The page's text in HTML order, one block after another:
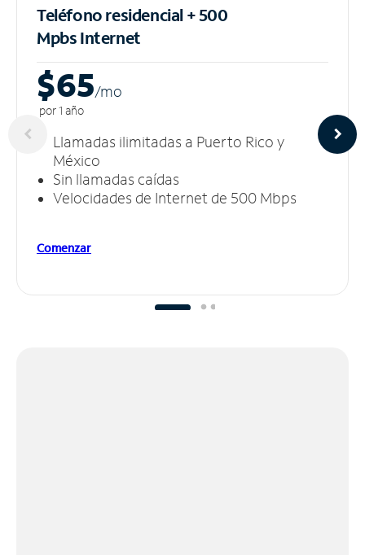
Teléfono residencial + 500
MpbsInternet
$65/mo
por 1 año
Llamadas ilimitadas a Puerto Rico y
México
Sin llamadas caídas
Velocidades de Internet de 500 Mbps
Comenzar